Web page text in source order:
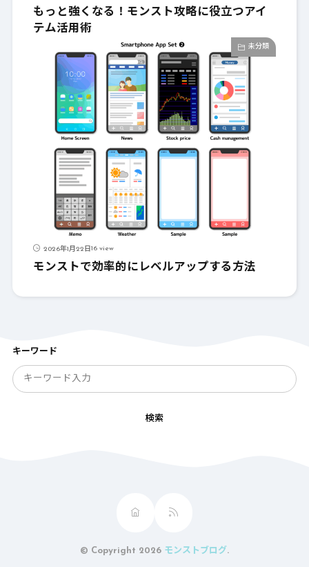
もっと強くなる！モンスト攻略に役立つアイ
テム活用術
未分類
2026年1月22日16 view
モンストで効率的にレベルアップする方法
キーワード
検索
© Copyright 2026 モンストブログ .